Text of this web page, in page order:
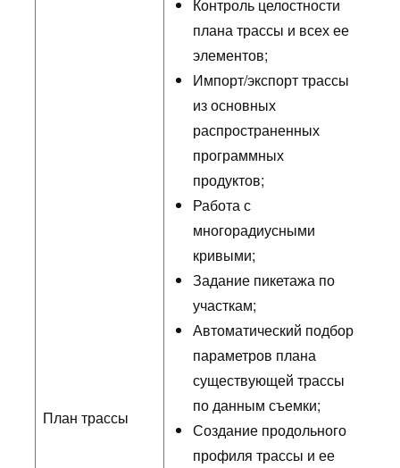
План трассы
Контроль целостности
плана трассы и всех ее
элементов;
Импорт/экспорт трассы
из основных
распространенных
программных
продуктов;
Работа с
многорадиусными
кривыми;
Задание пикетажа по
участкам;
Автоматический подбор
параметров плана
существующей трассы
по данным съемки;
Создание продольного
профиля трассы и ее